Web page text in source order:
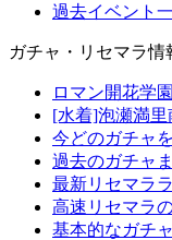
過去イベント
ガチャ・リセマラ情
ロマン開花学
[水着]泡瀬満
今どのガチャ
過去のガチャ
最新リセマラ
高速リセマラ
基本的なガチ